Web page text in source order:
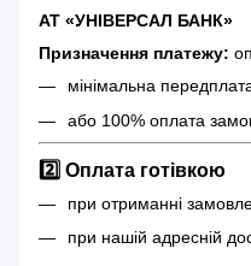
АТ «УНІВЕРСАЛ БАНК»
Призначення платежу:
мінімальна
або 100% оплата
2️⃣ Оплата готівкою
при отриманні
при нашій адресній